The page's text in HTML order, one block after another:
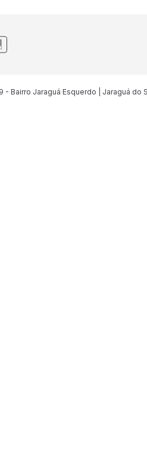
Bairro Jaraguá Esquerdo | Jaraguá do